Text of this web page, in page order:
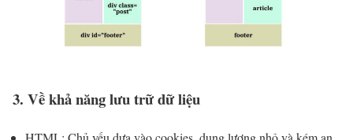
3. Về khả năng lưu trữ dữ liệu